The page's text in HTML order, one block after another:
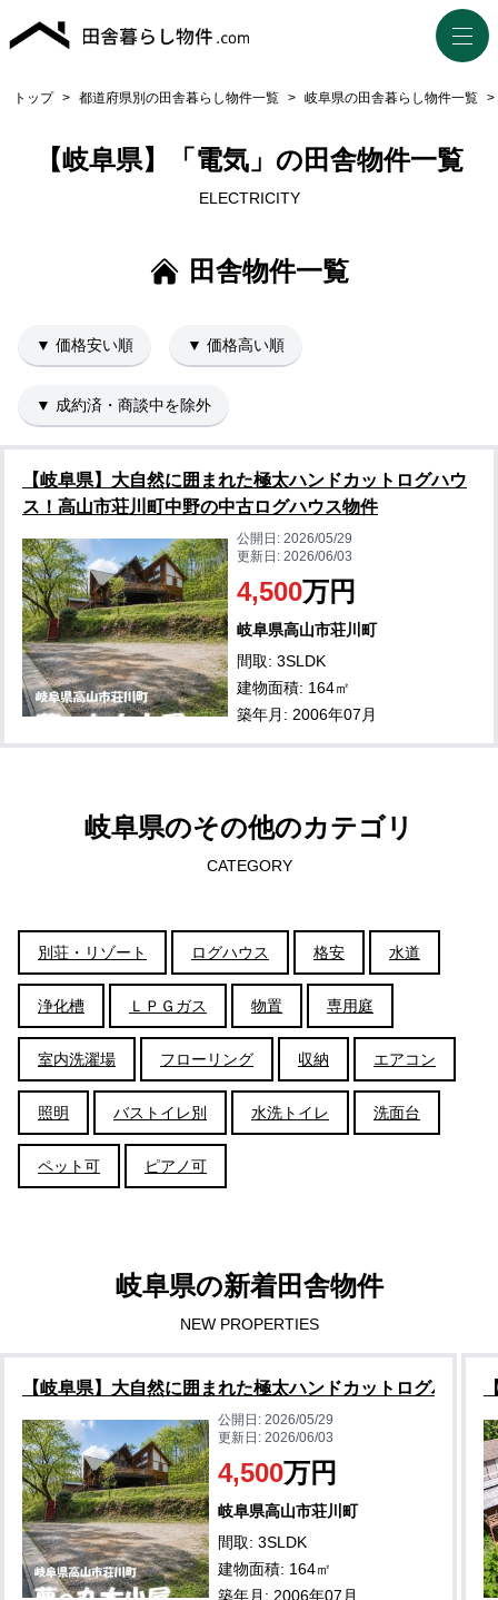
トップ > 都道府県別の田舎暮らし物件一覧 > 岐阜県の田舎暮らし物件一覧 >
【岐阜県】「電気」の田舎物件一覧
ELECTRICITY
田舎物件一覧
▼ 価格安い順 ▼ 価格高い順
▼ 成約済・商談中を除外
【岐阜県】大自然に囲まれた極太ハンドカットログハウ
ス！高山市荘川町中野の中古ログハウス物件
公開日:2026/05/29
更新日:2026/06/03
4,500万円
岐阜県高山市荘川町
間取: 3SLDK
建物面積: 164㎡
築年月: 2006年07月
岐阜県のその他のカテゴリ
CATEGORY
別荘・リゾート ログハウス 格安 水道
浄化槽 ＬＰＧガス 物置 専用庭
室内洗濯場 フローリング 収納 エアコン
照明 バストイレ別 水洗トイレ 洗面台
ペット可 ピアノ可
岐阜県の新着田舎物件
NEW PROPERTIES
【岐阜県】大自然に囲まれた極太ハンドカットログハウ
公開日:2026/05/29
更新日:2026/06/03
4,500万円
岐阜県高山市荘川町
間取: 3SLDK
建物面積: 164㎡
築年月: 2006年07月